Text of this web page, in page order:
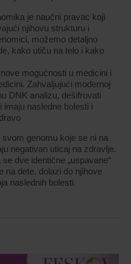
je naučni pravac koji
njihovu strukturu i
možemo detaljno
kako utiču na telo i kako
mogućnosti u medicini i
Zahvaljujući modernoj
DNK analizu, dešifrovati
imaju nasledne bolesti i
genomu koje se ni na
negativan uticaj na zdravlje.
dve identične „uspavane“
na dete, dolazi do njihove
naslednih bolesti.